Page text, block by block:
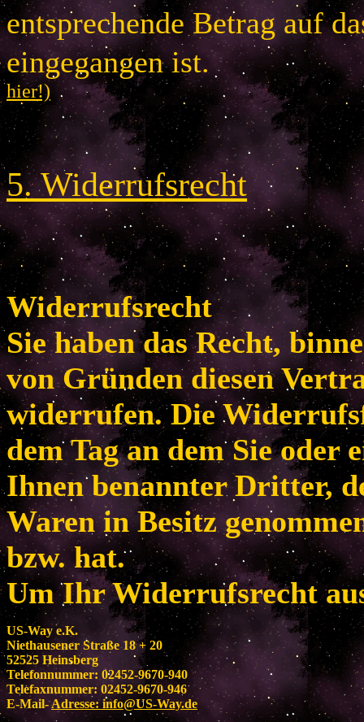
entsprechende Betrag auf
eingegangen
hier!)
5.Widerrufsrecht
Widerrufsrecht
Sie haben das Recht,
von Gründen diesen
widerrufen. Die
dem Tag an dem Sie oder
Ihnen benannter Dritter,
Waren in Besitz
bzw. hat.
Um Ihr Widerrufsrecht
US-Way e.K.
Niethausener Straße 18 + 20
52525 Heinsberg
Telefonnummer: 02452-9670-940
Telefaxnummer: 02452-9670-946
E-Mail-Adresse:info@US-Way.de